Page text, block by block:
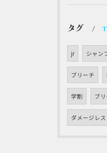
タグ
jr シャン
ブリーチ
学割 ブ
ダメージレス